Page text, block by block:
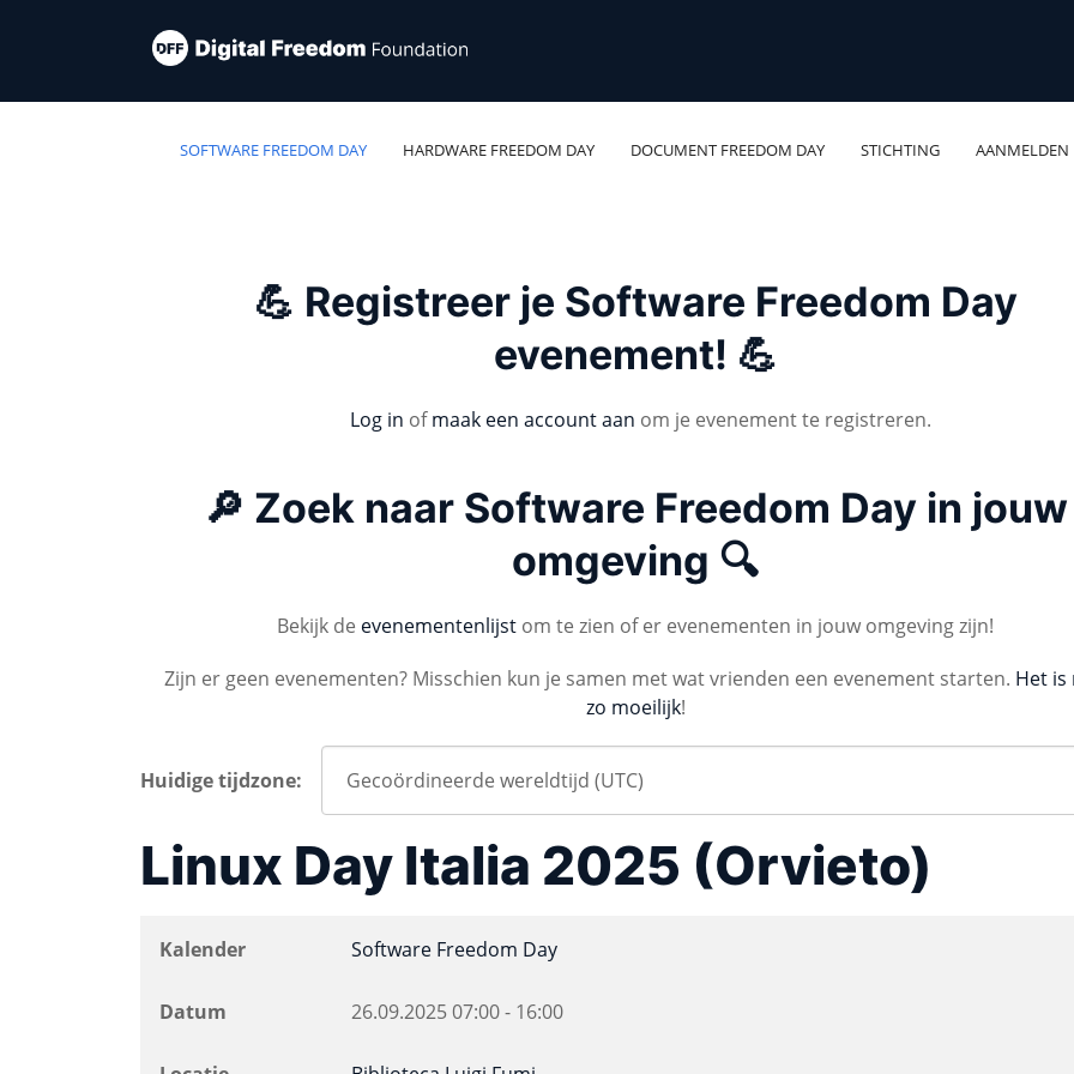
SOFTWARE FREEDOM DAY HARDWARE FREEDOM DAY DOCUMENT FREEDOM DAY STICHTING AANMELDEN
💪 Registreer je Software Freedom Day
evenement! 💪
Log in ofmaak een account aan om je evenement te registreren.
🔎 Zoek naar Software Freedom Day in jouw
omgeving 🔍
Bekijk de evenementenlijst om te zien of er evenementen in jouw omgeving zijn!
Zijn er geen evenementen? Misschien kun je samen met wat vrienden een evenement starten. Het is
zo moeilijk!
Huidige tijdzone:
Linux Day Italia 2025 (Orvieto)
Kalender Software Freedom Day
Datum 26.09.202507:00- 16:00